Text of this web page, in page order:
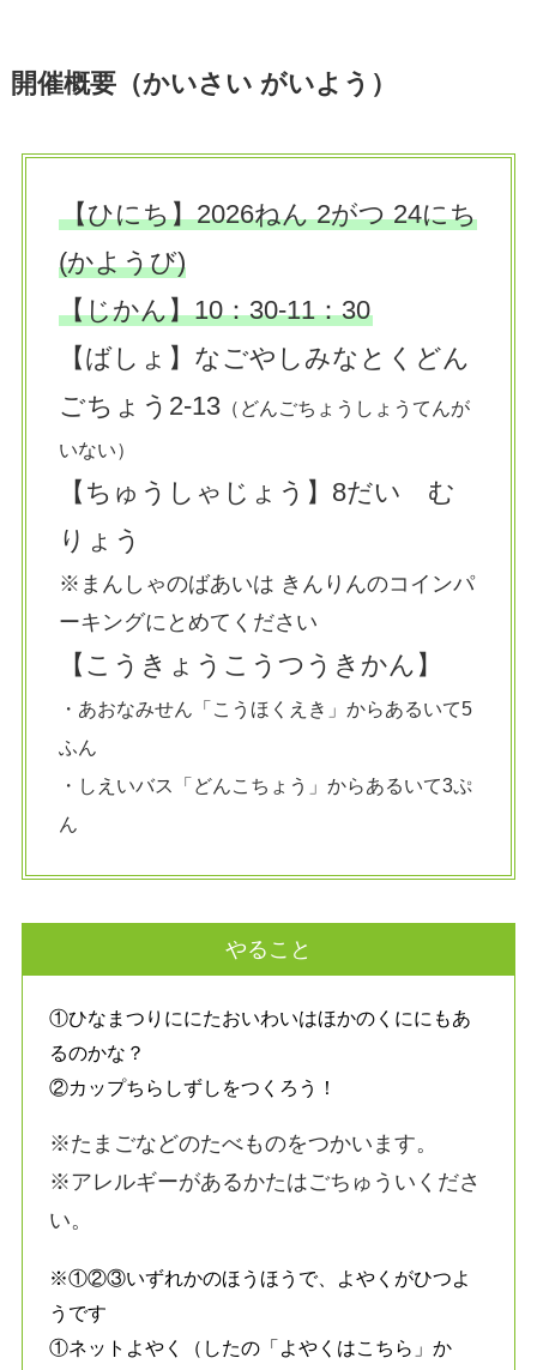
開催概要（かいさい がいよう）
【ひにち】2026ねん 2がつ 24にち
(かようび)
【じかん】10：30-11：30
【ばしょ】なごやしみなとくどん
ごちょう2-13（どんごちょうしょうてんが
いない）
【ちゅうしゃじょう】8だい む
りょう
※まんしゃのばあいは きんりんのコインパ
ーキングにとめてください
【こうきょうこうつうきかん】
・あおなみせん「こうほくえき」からあるいて5
ふん
・しえいバス「どんこちょう」からあるいて3ぷ
ん
やること
①ひなまつりににたおいわいはほかのくににもあ
るのかな？
②カップちらしずしをつくろう！
※たまごなどのたべものをつかいます。
※アレルギーがあるかたはごちゅういくださ
い。
※①②③いずれかのほうほうで、よやくがひつよ
うです
①ネットよやく（したの「よやくはこちら」か